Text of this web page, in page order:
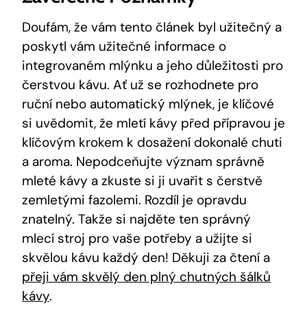
Doufám, že vám tento článek byl užitečný a
poskytl vám užitečné informace o
integrovaném mlýnku a jeho důležitosti pro
čerstvou kávu. Ať už se rozhodnete pro
ruční nebo automatický mlýnek, je klíčové
si uvědomit, že mletí kávy před přípravou je
klíčovým krokem k dosažení dokonalé chuti
a aroma. Nepodceňujte význam správně
mleté kávy a zkuste si ji uvařit s čerstvě
zemletými fazolemi. Rozdíl je opravdu
znatelný. Takže si najděte ten správný
mlecí stroj pro vaše potřeby a užijte si
skvělou kávu každý den! Děkuji za čtení a
přeji vám skvělý den plný chutných šálků
kávy.